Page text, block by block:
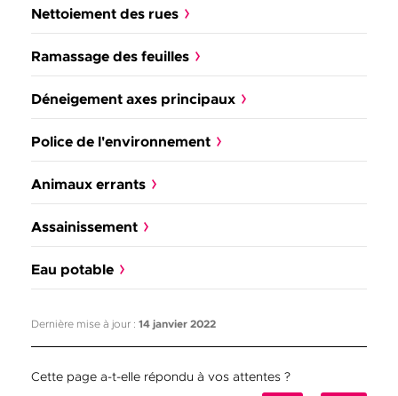
Nettoiement des rues
Ramassage des feuilles
Déneigement axes principaux
Police de l'environnement
Animaux errants
Assainissement
Eau potable
Dernière mise à jour : 14 janvier 2022
Cette page a-t-elle répondu à vos attentes ?